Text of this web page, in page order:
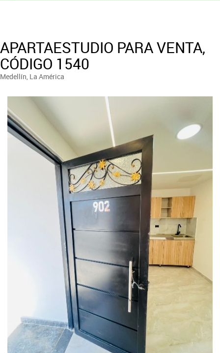
APARTAESTUDIO PARA VENTA,
CÓDIGO 1540
Medellín, La América